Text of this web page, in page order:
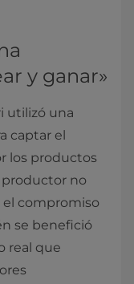
y ganar»
utilizó una
captar el
los productos
productor no
el compromiso
se benefició
real que